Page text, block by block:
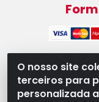
O nosso site
terceiros para
personalizada
WB
08.528.393/